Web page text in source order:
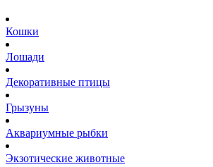
Кошки
Лошади
Декоративные птицы
Грызуны
Аквариумные рыбки
Экзотические животные